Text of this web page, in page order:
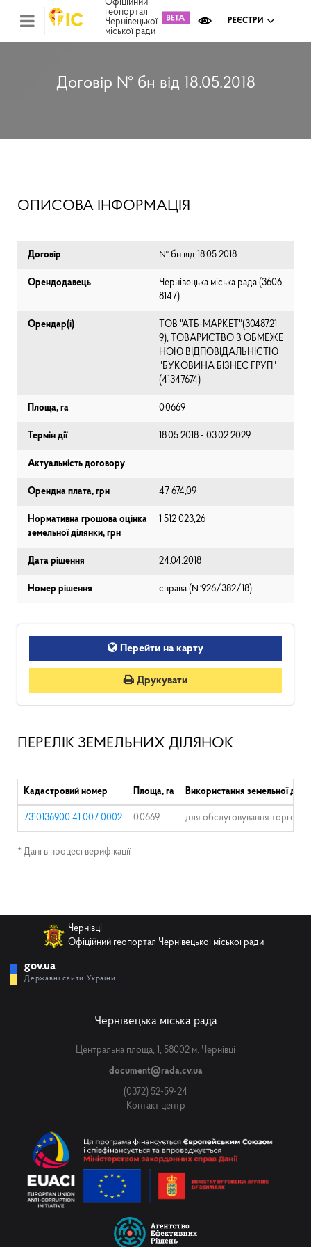
Офіційний
геопортал
Чернівецької
міської ради
РЕЄСТРИ
Договір № бн від 18.05.2018
ОПИСОВА ІНФОРМАЦІЯ
Договір № бн від 18.05.2018
Орендодавець
Чернівецька міська рада (⁨3606
8147⁩)
Орендар(і)
ТОВ "АТБ-МАРКЕТ"(3048721
9), ТОВАРИСТВО З ОБМЕЖЕ
НОЮ ВІДПОВІДАЛЬНІСТЮ
"БУКОВИНА БІЗНЕС ГРУП"
(41347674)
Площа, га 0.0669
Термін дії 18.05.2018 - 03.02.2029
Актуальність договору
Орендна плата, грн 47 674,09
Нормативна грошова оцінка
земельної ділянки, грн
1 512 023,26
Дата рішення 24.04.2018
Номер рішення справа (№926/382/18)
Перейти на карту
Друкувати
ПЕРЕЛІК ЗЕМЕЛЬНИХ ДІЛЯНОК
Кадастровий номер Площа, га Використання земельної
7310136900:41:007:0002 0.0669 для обслуговування
* Дані в процесі верифікації
Чернівці
Офіційний геопортал Чернівецької міської ради
gov.ua
Державні сайти України
Чернівецька міська рада
Центральна площа, 1, 58002 м. Чернівці
document@rada.cv.ua
(0372) 52-59-24
Контакт центр